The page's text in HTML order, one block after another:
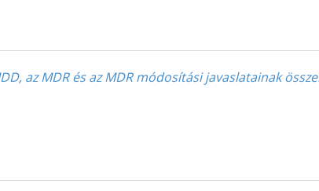
az MDR és az MDR módosítási javaslatainak